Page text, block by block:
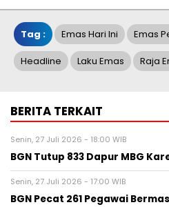
Tag : Emas Hari Ini Emas
Headline Laku Emas Raja
BERITA TERKAIT
Senin, 27 Juli 2026 - 18:00 WIB
BGN Tutup 833 Dapur MBG
Senin, 27 Juli 2026 - 17:00 WIB
BGN Pecat 261 Pegawai